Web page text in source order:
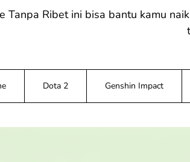
Tanpa Ribet ini bisa bantu kamu
Dota 2 Genshin Impact